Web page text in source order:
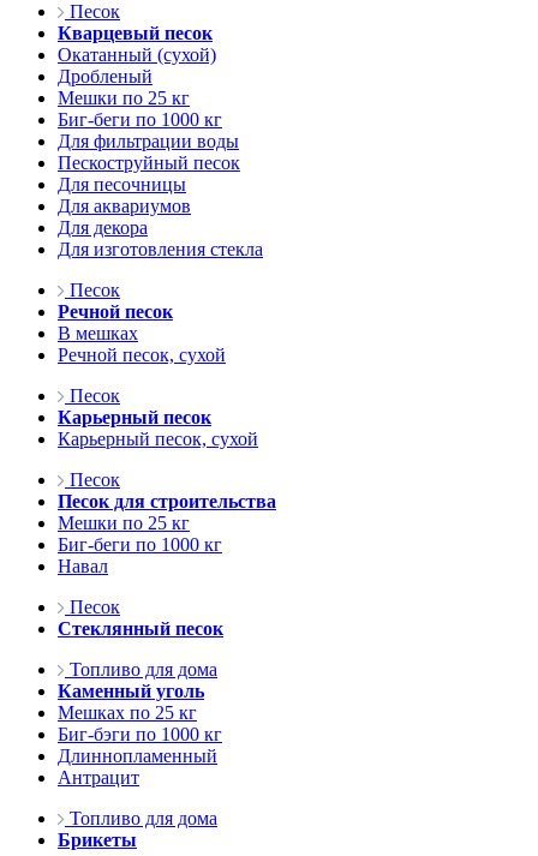
Песок
Кварцевый песок
Окатанный (сухой)
Дробленый
Мешки по 25 кг
Биг-беги по 1000 кг
Для фильтрации воды
Пескоструйный песок
Для песочницы
Для аквариумов
Для декора
Для изготовления стекла
Песок
Речной песок
В мешках
Речной песок, сухой
Песок
Карьерный песок
Карьерный песок, сухой
Песок
Песок для строительства
Мешки по 25 кг
Биг-беги по 1000 кг
Навал
Песок
Стеклянный песок
Топливо для дома
Каменный уголь
Мешках по 25 кг
Биг-бэги по 1000 кг
Длиннопламенный
Антрацит
Топливо для дома
Брикеты